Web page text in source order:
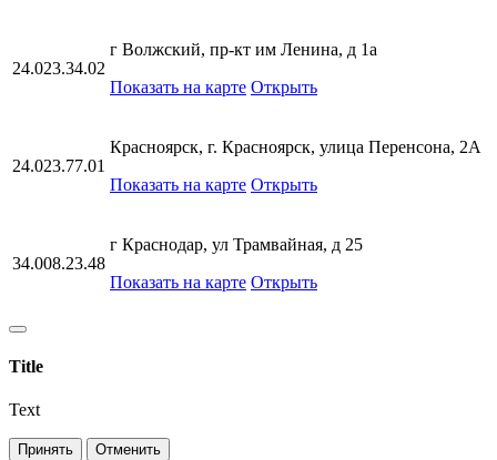
24.023.34.02
г Волжский, пр-кт им Ленина, д 1а
Показать на карте Открыть
24.023.77.01
Красноярск, г. Красноярск, улица Перенсона, 2А
Показать на карте Открыть
34.008.23.48
г Краснодар, ул Трамвайная, д 25
Показать на карте Открыть
Title
Text
Принять Отменить